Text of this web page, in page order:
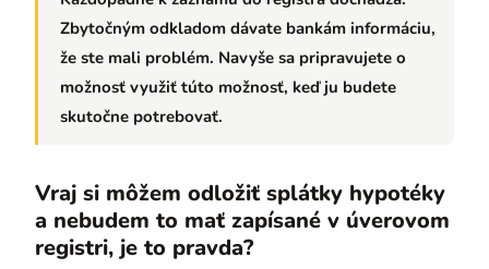
Zbytočným odkladom dávate bankám informáciu,
že ste mali problém. Navyše sa pripravujete o
možnosť využiť túto možnosť, keď ju budete
skutočne potrebovať.
Vraj si môžem odložiť splátky hypotéky
a nebudem to mať zapísané v úverovom
registri, je to pravda?